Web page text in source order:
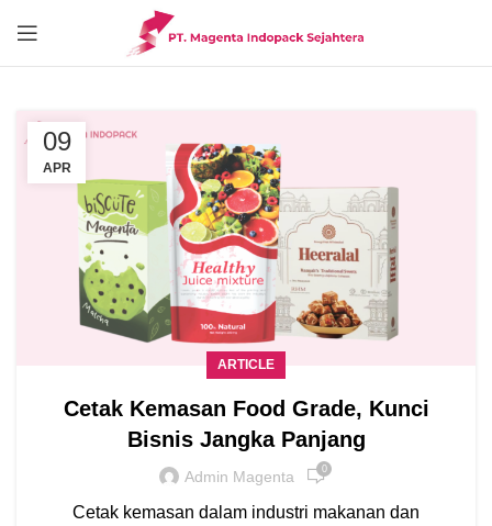
09
APR
ARTICLE
Cetak Kemasan Food Grade, Kunci
Bisnis Jangka Panjang
Admin Magenta 0
Cetak kemasan dalam industri makanan dan